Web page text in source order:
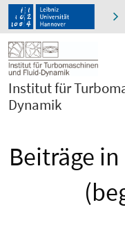
Institut für
Dynamik
Beiträge